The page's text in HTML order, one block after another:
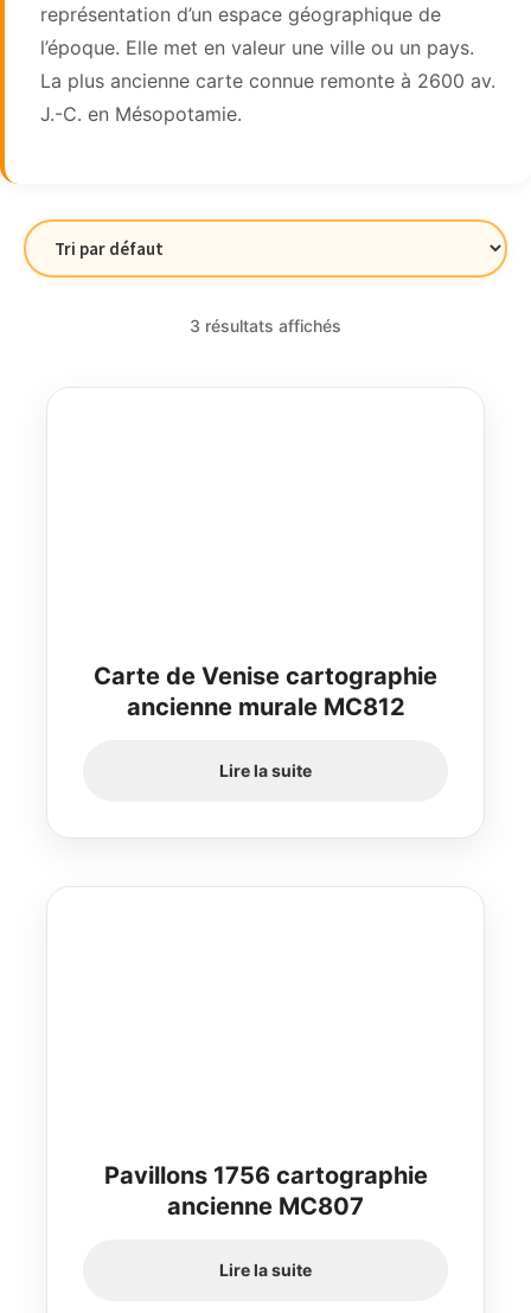
représentation d’un espace géographique de
l’époque. Elle met en valeur une ville ou un pays.
La plus ancienne carte connue remonte à 2600 av.
J.-C. en Mésopotamie.
3 résultats affichés
Carte de Venise cartographie
ancienne murale MC812
Lire la suite
Pavillons 1756 cartographie
ancienne MC807
Lire la suite